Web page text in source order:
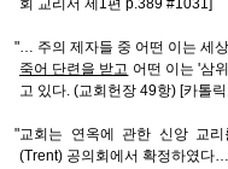
회 교리서 제1편 p.389 #1031]
"… 주의 제자들 중 어떤 이는 세
죽어 단련을 받고 어떤 이는 '삼
고 있다. (교회헌장 49항) [카톨
"교회는 연옥에 관한 신앙 교
(Trent) 공의회에서 확정하였다